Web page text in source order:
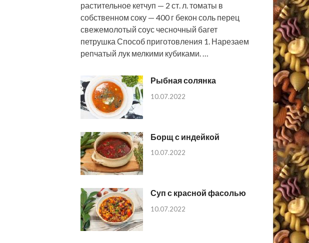
растительное кетчуп — 2 ст. л. томаты в
собственном соку — 400 г бекон соль перец
свежемолотый соус чесночный багет
петрушка Способ приготовления 1. Нарезаем
репчатый лук мелкими кубиками. …
Рыбная солянка
10.07.2022
Борщ с индейкой
10.07.2022
Суп с красной фасолью
10.07.2022